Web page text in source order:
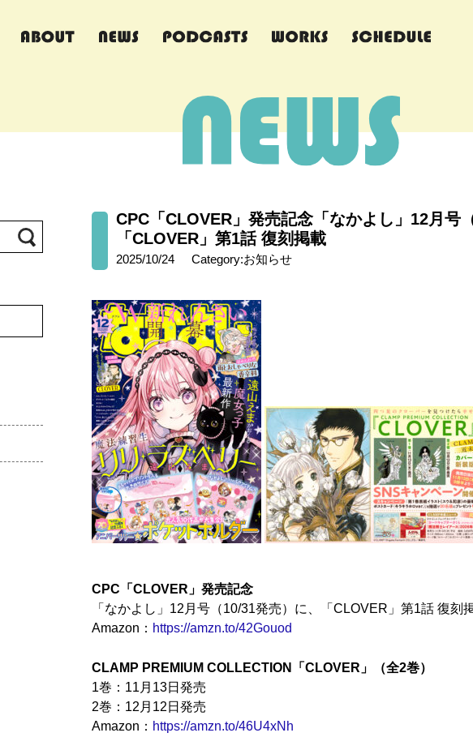
CPC「CLOVER」発売記念「なかよし」12月号
「CLOVER」第1話 復刻掲載
2025/10/24 Category:お知らせ
CPC「CLOVER」発売記念
「なかよし」12月号（10/31発売）に、「CLOVER」第1話 復刻
Amazon： https://amzn.to/42Gouod
CLAMP PREMIUM COLLECTION「CLOVER」（全2巻）
1巻：11月13日発売
2巻：12月12日発売
Amazon： https://amzn.to/46U4xNh